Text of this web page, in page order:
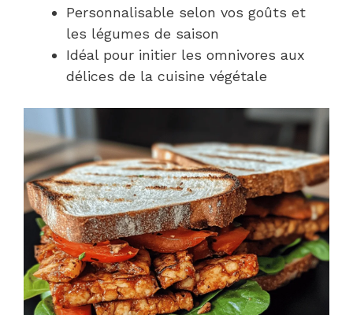
Personnalisable selon vos goûts et
les légumes de saison
Idéal pour initier les omnivores aux
délices de la cuisine végétale